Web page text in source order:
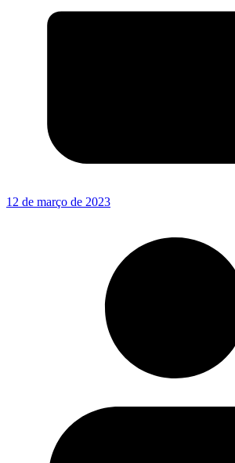
12 de março de 2023